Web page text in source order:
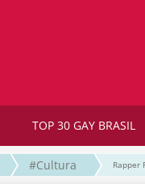
TOP 30 GAY BRASIL
#Cultura Rapper